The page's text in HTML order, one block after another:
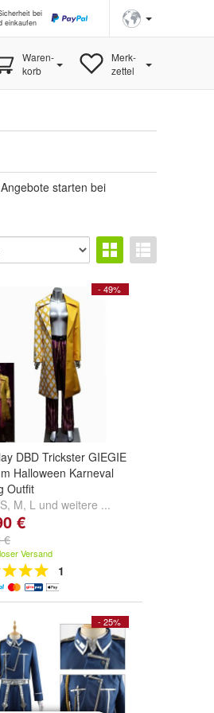
bei
einkaufen
Waren-
korb
Merk-
zettel
starten bei
- 49%
DBD Trickster GIEGIE
Halloween Karneval
Outfit
S, M, L und weitere ...
€
€
Versand
1
- 25%